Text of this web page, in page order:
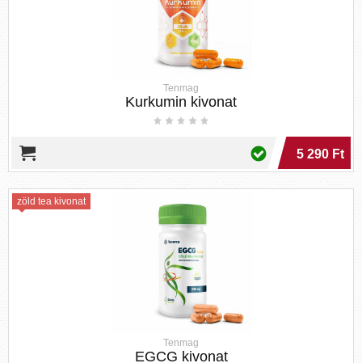
Tenmag
Kurkumin kivonat
5 290 Ft
zöld tea kivonat
Tenmag
EGCG kivonat